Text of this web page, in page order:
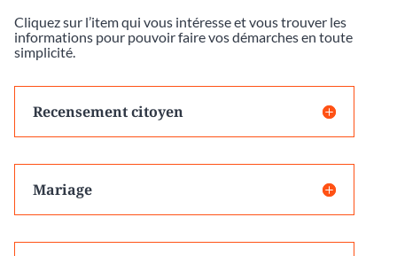
Cliquez sur l’item qui vous intéresse et vous trouver les
informations pour pouvoir faire vos démarches en toute
simplicité.
Recensement citoyen
Mariage